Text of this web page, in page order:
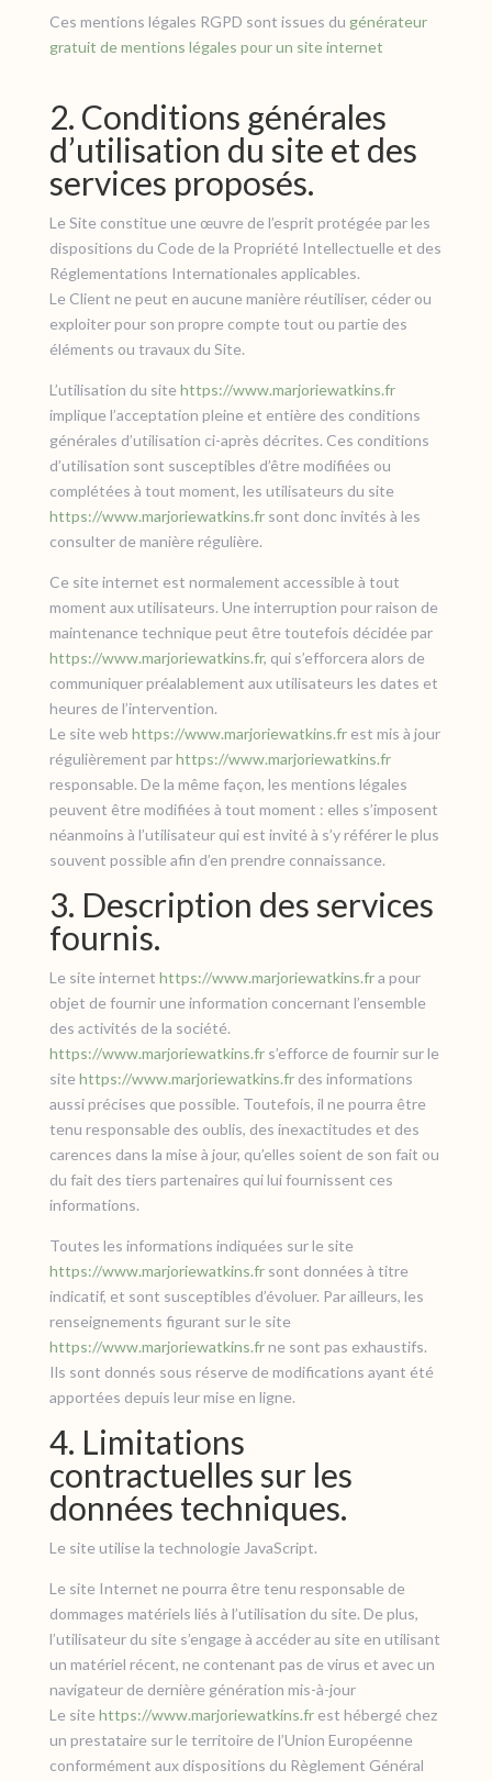
Ces mentions légales RGPD sont issues du générateur
gratuit de mentions légales pour un site internet
2. Conditions générales
d’utilisation du site et des
services proposés.
Le Site constitue une œuvre de l’esprit protégée par les
dispositions du Code de la Propriété Intellectuelle et des
Réglementations Internationales applicables.
Le Client ne peut en aucune manière réutiliser, céder ou
exploiter pour son propre compte tout ou partie des
éléments ou travaux du Site.
L’utilisation du site https://www.marjoriewatkins.fr
implique l’acceptation pleine et entière des conditions
générales d’utilisation ci-après décrites. Ces conditions
d’utilisation sont susceptibles d’être modifiées ou
complétées à tout moment, les utilisateurs du site
https://www.marjoriewatkins.frsont donc invités à les
consulter de manière régulière.
Ce site internet est normalement accessible à tout
moment aux utilisateurs. Une interruption pour raison de
maintenance technique peut être toutefois décidée par
https://www.marjoriewatkins.fr, qui s’efforcera alors de
communiquer préalablement aux utilisateurs les dates et
heures de l’intervention.
Le site web https://www.marjoriewatkins.frest mis à jour
régulièrement parhttps://www.marjoriewatkins.fr
responsable. De la même façon, les mentions légales
peuvent être modifiées à tout moment : elles s’imposent
néanmoins à l’utilisateur qui est invité à s’y référer le plus
souvent possible afin d’en prendre connaissance.
3. Description des services
fournis.
Le site internet https://www.marjoriewatkins.fra pour
objet de fournir une information concernant l’ensemble
des activités de la société.
https://www.marjoriewatkins.frs’efforce de fournir sur le
site https://www.marjoriewatkins.frdes informations
aussi précises que possible. Toutefois, il ne pourra être
tenu responsable des oublis, des inexactitudes et des
carences dans la mise à jour, qu’elles soient de son fait ou
du fait des tiers partenaires qui lui fournissent ces
informations.
Toutes les informations indiquées sur le site
https://www.marjoriewatkins.frsont données à titre
indicatif, et sont susceptibles d’évoluer. Par ailleurs, les
renseignements figurant sur le site
https://www.marjoriewatkins.frne sont pas exhaustifs.
Ils sont donnés sous réserve de modifications ayant été
apportées depuis leur mise en ligne.
4. Limitations
contractuelles sur les
données techniques.
Le site utilise la technologie JavaScript.
Le site Internet ne pourra être tenu responsable de
dommages matériels liés à l’utilisation du site. De plus,
l’utilisateur du site s’engage à accéder au site en utilisant
un matériel récent, ne contenant pas de virus et avec un
navigateur de dernière génération mis-à-jour
Le site https://www.marjoriewatkins.frest hébergé chez
un prestataire sur le territoire de l’Union Européenne
conformément aux dispositions du Règlement Général